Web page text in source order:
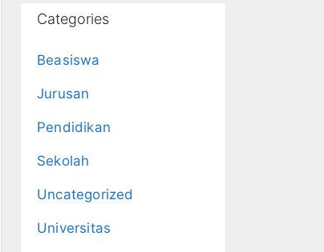
Categories
Beasiswa
Jurusan
Pendidikan
Sekolah
Uncategorized
Universitas